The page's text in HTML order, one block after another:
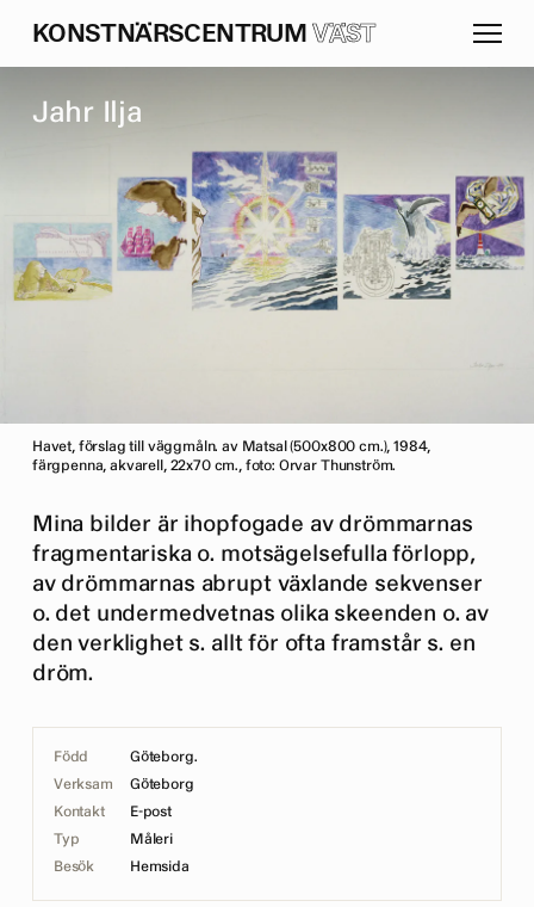
KONSTNÄRSCENTRUM VÄST
Jahr Ilja
Havet, förslag till väggmåln. av Matsal (500x800 cm.), 1984,
färgpenna, akvarell, 22x70 cm., foto: Orvar Thunström.
Mina bilder är ihopfogade av drömmarnas
fragmentariska o. motsägelsefulla förlopp,
av drömmarnas abrupt växlande sekvenser
o. det undermedvetnas olika skeenden o. av
den verklighet s. allt för ofta framstår s. en
dröm.
Född
Göteborg.
Verksam
Göteborg
Kontakt
E-post
Typ
Måleri
Besök
Hemsida